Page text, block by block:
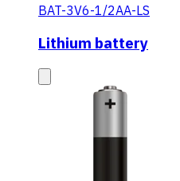
BAT-3V6-1/2AA-LS
Lithium battery